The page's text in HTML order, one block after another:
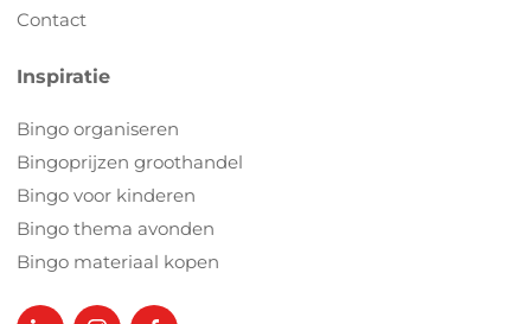
Contact
Inspiratie
Bingo organiseren
Bingoprijzen groothandel
Bingo voor kinderen
Bingo thema avonden
Bingo materiaal kopen